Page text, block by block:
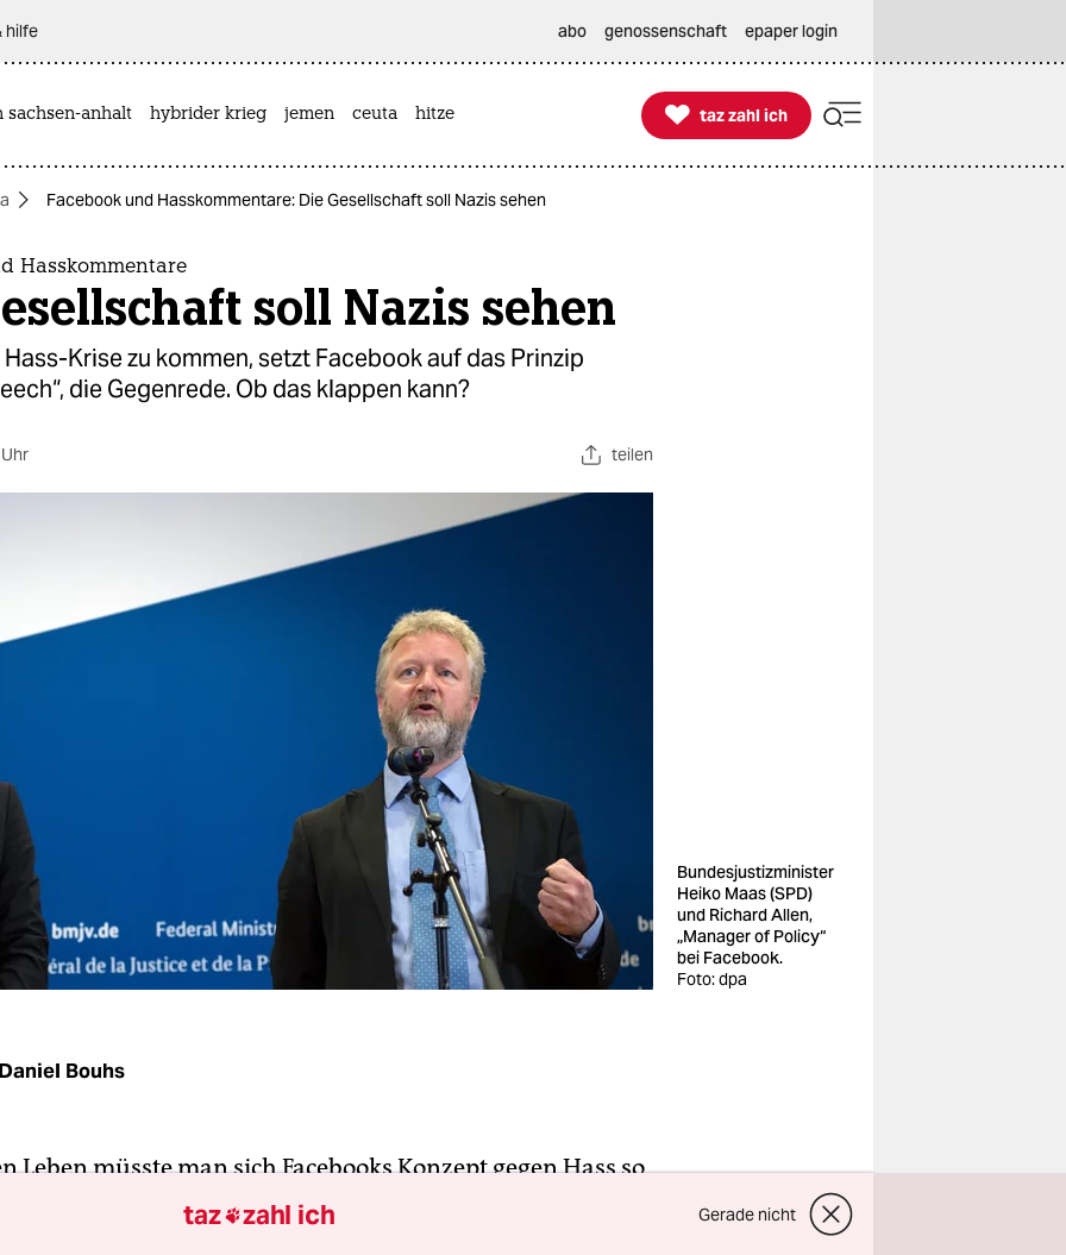
hilfe abo genossenschaft epaper login
sachsen-anhalt hybrider krieg jemen ceuta hitze 
taz zahl ich
taz zahl ich
Facebook und Hasskommentare: Die Gesellschaft soll Nazis sehen
Hasskommentare
soll Nazis sehen
Hass-Krise zu kommen, setzt Facebook auf das Prinzip
die Gegenrede. Ob das klappen kann?
teilen
Bundesjustizminister
Heiko Maas (SPD)
und Richard Allen,
„Manager of Policy“
bei Facebook.
Foto: dpa
Daniel Bouhs
Leben müsste man sich Facebooks Konzept gegen Hass so
Nazi schmiert sein „Deutschland den Deutschen“ an die
Hausbesitzer lässt die Parole einfach stehen, obwohl er
taz zahl ich Gerade nicht